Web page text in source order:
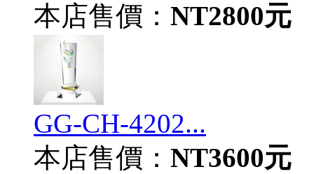
本店售價： NT2800元
GG-CH-4202...
本店售價： NT3600元